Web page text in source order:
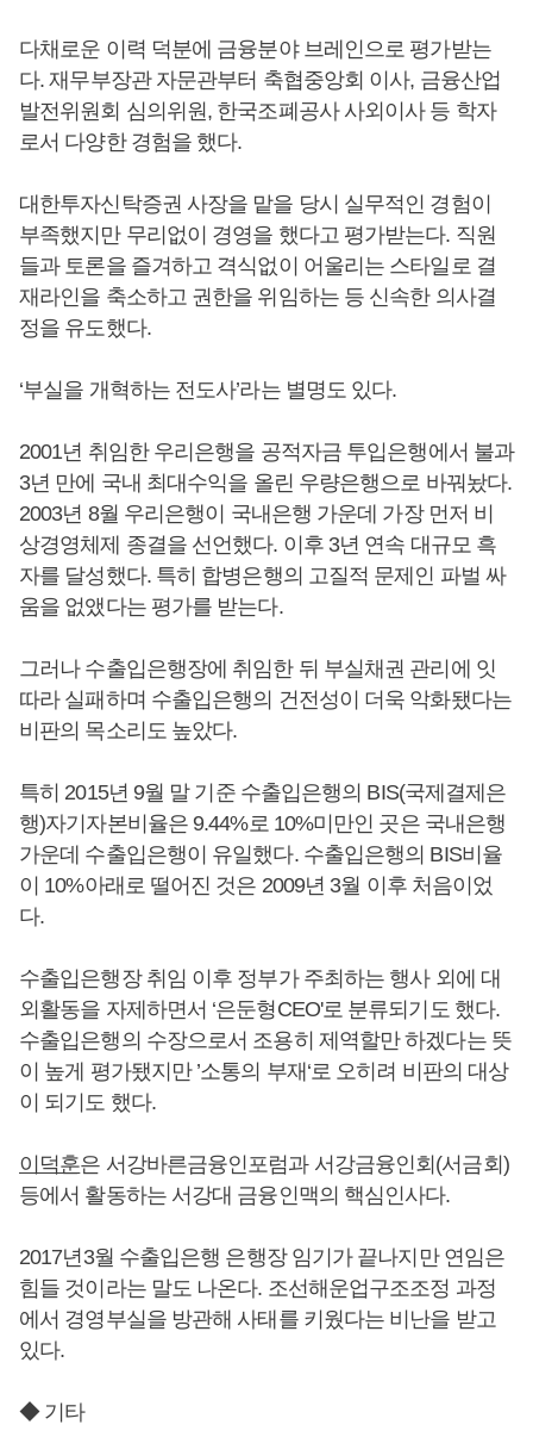
다채로운 이력 덕분에 금융분야 브레인으로 평가받는
다. 재무부장관 자문관부터 축협중앙회 이사, 금융산업
발전위원회 심의위원, 한국조폐공사 사외이사 등 학자
로서 다양한 경험을 했다.
대한투자신탁증권 사장을 맡을 당시 실무적인 경험이
부족했지만 무리없이 경영을 했다고 평가받는다. 직원
들과 토론을 즐겨하고 격식없이 어울리는 스타일로 결
재라인을 축소하고 권한을 위임하는 등 신속한 의사결
정을 유도했다.
‘부실을 개혁하는 전도사’라는 별명도 있다.
2001년 취임한 우리은행을 공적자금 투입은행에서 불과
3년 만에 국내 최대수익을 올린 우량은행으로 바꿔놨다.
2003년 8월 우리은행이 국내은행 가운데 가장 먼저 비
상경영체제 종결을 선언했다. 이후 3년 연속 대규모 흑
자를 달성했다. 특히 합병은행의 고질적 문제인 파벌 싸
움을 없앴다는 평가를 받는다.
그러나 수출입은행장에 취임한 뒤 부실채권 관리에 잇
따라 실패하며 수출입은행의 건전성이 더욱 악화됐다는
비판의 목소리도 높았다.
특히 2015년 9월 말 기준 수출입은행의 BIS(국제결제은
행)자기자본비율은 9.44%로 10%미만인 곳은 국내은행
가운데 수출입은행이 유일했다. 수출입은행의 BIS비율
이 10%아래로 떨어진 것은 2009년 3월 이후 처음이었
다.
수출입은행장 취임 이후 정부가 주최하는 행사 외에 대
외활동을 자제하면서 ‘은둔형CEO'로 분류되기도 했다.
수출입은행의 수장으로서 조용히 제역할만 하겠다는 뜻
이 높게 평가됐지만 ’소통의 부재‘로 오히려 비판의 대상
이 되기도 했다.
이덕훈은 서강바른금융인포럼과 서강금융인회(서금회)
등에서 활동하는 서강대 금융인맥의 핵심인사다.
2017년3월 수출입은행 은행장 임기가 끝나지만 연임은
힘들 것이라는 말도 나온다. 조선해운업구조조정 과정
에서 경영부실을 방관해 사태를 키웠다는 비난을 받고
있다.
◆ 기타